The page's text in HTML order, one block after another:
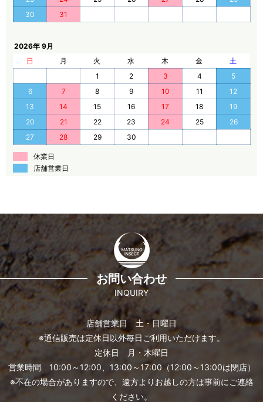
30
31
2026年 9月
日
月 火 水 木 金
土
1
2 3 4
5
6
7 8 9 10 11
12
13
14 15 16 17 18
19
20
21 22 23 24 25
26
27
28 29 30
休業日
店舗営業日
お問い合わせ
INQUIRY
店舗営業日 土・日曜日
※通信販売は定休日以外毎日ご利用いただけます。
定休日 月・木曜日
営業時間 10:00～12:00、13:00～17:00（12:00～13:00は閉店）
※不在の場合がありますので、遠方よりお越しの方は事前にご連絡
ください。